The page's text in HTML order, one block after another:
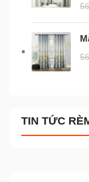
TIN TỨC